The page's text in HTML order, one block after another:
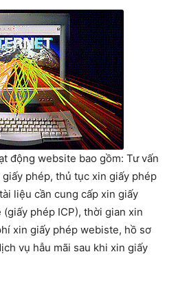
động website bao gồm: Tư vấn
phép, thủ tục xin giấy phép
liệu cần cung cấp xin giấy
phép ICP), thời gian xin
xin giấy phép webiste, hồ sơ
vụ hẫu mãi sau khi xin giấy